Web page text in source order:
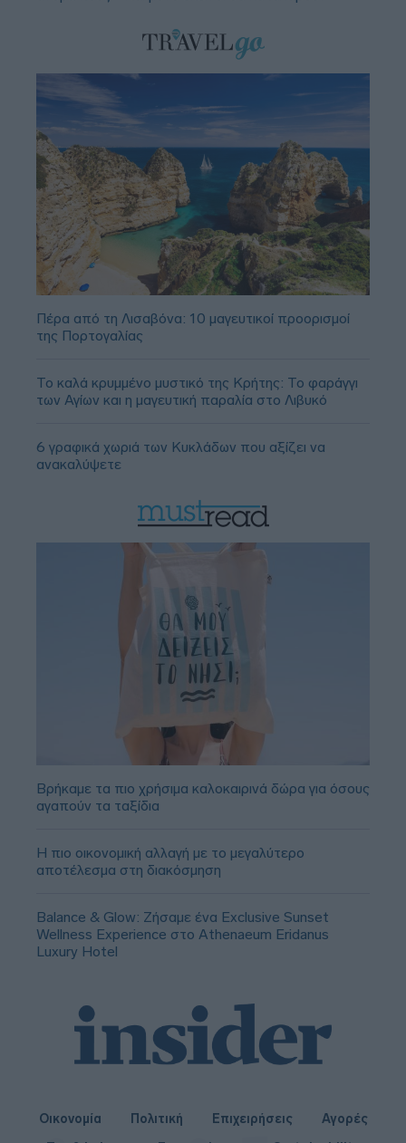
Πέρα από τη Λισαβόνα: 10 μαγευτικοί προορισμοί
της Πορτογαλίας
Το καλά κρυμμένο μυστικό της Κρήτης: Το φαράγγι
των Αγίων και η μαγευτική παραλία στο Λιβυκό
6 γραφικά χωριά των Κυκλάδων που αξίζει να
ανακαλύψετε
Βρήκαμε τα πιο χρήσιμα καλοκαιρινά δώρα για όσους
αγαπούν τα ταξίδια
Η πιο οικονομική αλλαγή με το μεγαλύτερο
αποτέλεσμα στη διακόσμηση
Balance & Glow: Ζήσαμε ένα Exclusive Sunset
Wellness Experience στο Athenaeum Eridanus
Luxury Hotel
Οικονομία Πολιτική Επιχειρήσεις
Αγορές